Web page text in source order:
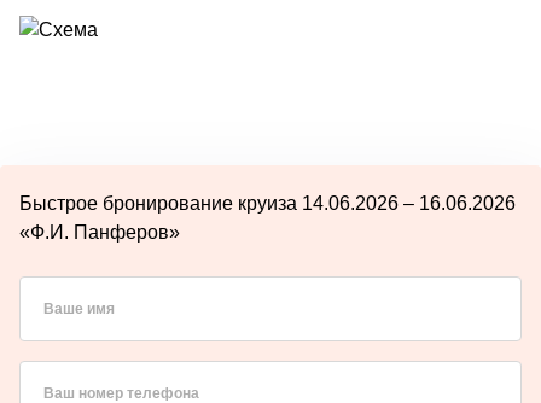
Быстрое бронирование круиза 14.06.2026 – 16.06.2026
«Ф.И. Панферов»
Ваше имя
Ваш номер телефона